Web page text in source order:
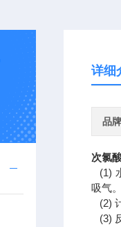
详细
品牌
次氯
(1)
吸气
(2)
(3)